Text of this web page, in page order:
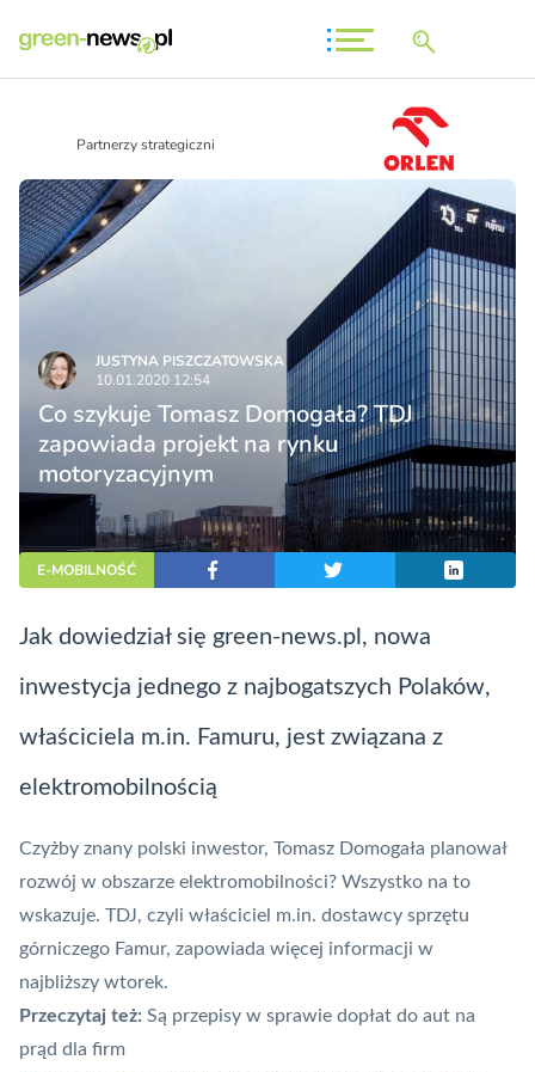
Partnerzy strategiczni
JUSTYNA PISZCZATOWSKA
10.01.2020 12:54
Co szykuje Tomasz Domogała? TDJ
zapowiada projekt na rynku
motoryzacyjnym
E-MOBILNOŚĆ
Jak dowiedział się green-news.pl, nowa
inwestycja jednego z najbogatszych Polaków,
właściciela m.in. Famuru, jest związana z
elektromobilnością
Czyżby znany polski inwestor, Tomasz Domogała planował
rozwój w obszarze elektromobilności? Wszystko na to
wskazuje. TDJ, czyli właściciel m.in. dostawcy sprzętu
górniczego Famur, zapowiada więcej informacji w
najbliższy wtorek.
Przeczytaj też: Są przepisy w sprawie dopłat do aut na
prąd dla firm